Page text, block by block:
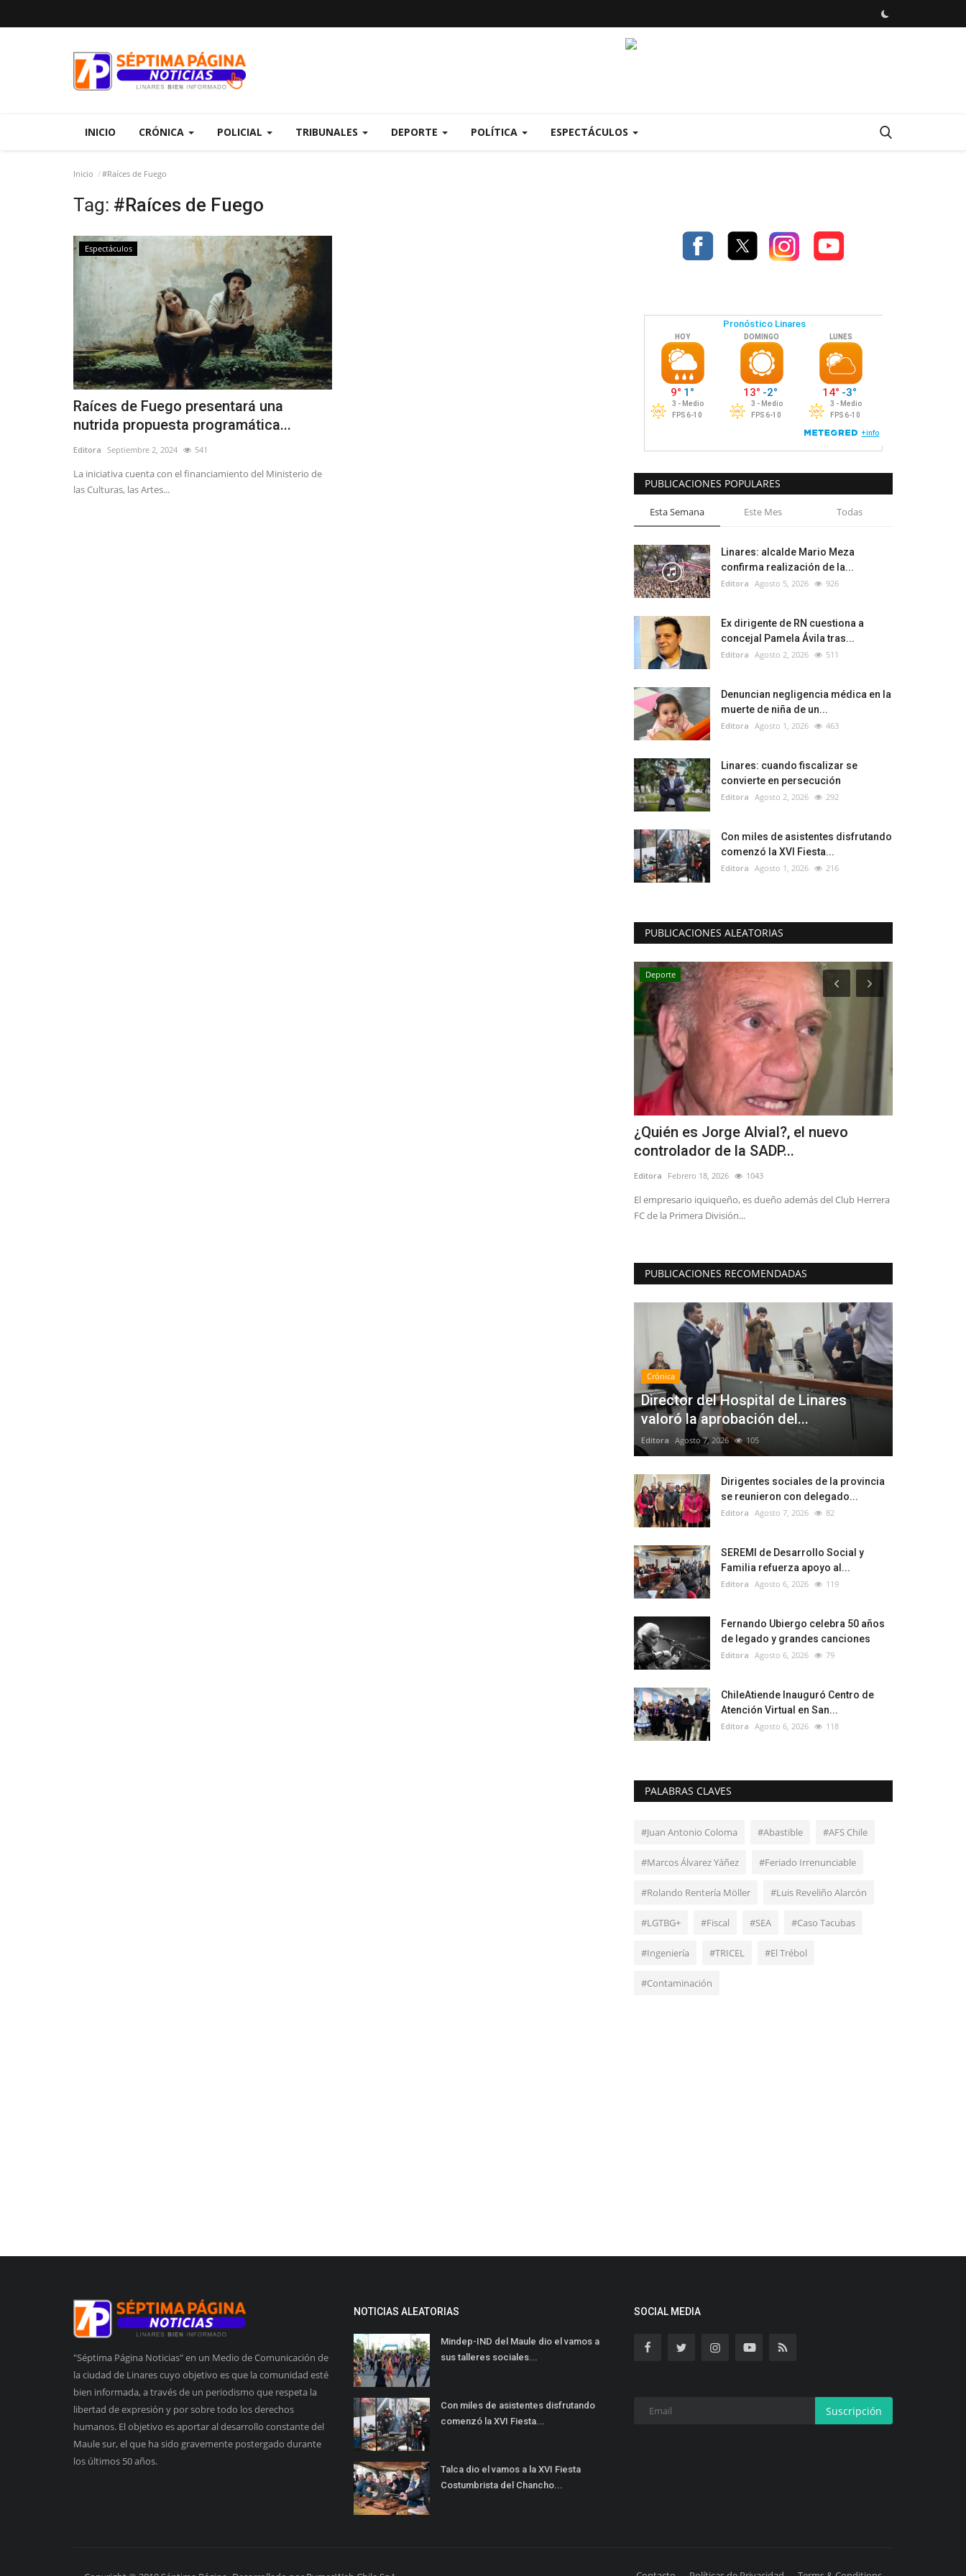
INICIO CRÓNICA POLICIAL TRIBUNALES DEPORTE POLÍTICA ESPECTÁCULOS
Inicio #Raíces de Fuego
Tag: #Raíces de Fuego
Espectáculos
Raíces de Fuego presentará una
nutrida propuesta programática...
Editora Septiembre 2, 2024 541
La iniciativa cuenta con el financiamiento del Ministerio de
las Culturas, las Artes...
PUBLICACIONES POPULARES
Esta Semana Este Mes Todas
Linares: alcalde Mario Meza
confirma realización de la...
Editora Agosto 5, 2026 926
Ex dirigente de RN cuestiona a
concejal Pamela Ávila tras...
Editora Agosto 2, 2026 511
Denuncian negligencia médica en la
muerte de niña de un...
Editora Agosto 1, 2026 463
Linares: cuando fiscalizar se
convierte en persecución
Editora Agosto 2, 2026 292
Con miles de asistentes disfrutando
comenzó la XVI Fiesta...
Editora Agosto 1, 2026 216
PUBLICACIONES ALEATORIAS
Deporte
¿Quién es Jorge Alvial?, el nuevo
controlador de la SADP...
Editora Febrero 18, 2026 1043
El empresario iquiqueño, es dueño además del Club Herrera
FC de la Primera División...
PUBLICACIONES RECOMENDADAS
Crónica
Director del Hospital de Linares
valoró la aprobación del...
Editora Agosto 7, 2026 105
Dirigentes sociales de la provincia
se reunieron con delegado...
Editora Agosto 7, 2026 82
SEREMI de Desarrollo Social y
Familia refuerza apoyo al...
Editora Agosto 6, 2026 119
Fernando Ubiergo celebra 50 años
de legado y grandes canciones
Editora Agosto 6, 2026 79
ChileAtiende Inauguró Centro de
Atención Virtual en San...
Editora Agosto 6, 2026 118
PALABRAS CLAVES
#Juan Antonio Coloma #Abastible #AFS Chile
#Marcos Álvarez Yáñez #Feriado Irrenunciable
#Rolando Rentería Möller #Luis Reveliño Alarcón
#LGTBG+ #Fiscal #SEA #Caso Tacubas
#Ingeniería #TRICEL #El Trébol
#Contaminación
"Séptima Página Noticias" en un Medio de Comunicación de
la ciudad de Linares cuyo objetivo es que la comunidad esté
bien informada, a través de un periodismo que respeta la
libertad de expresión y por sobre todo los derechos
humanos. El objetivo es aportar al desarrollo constante del
Maule sur, el que ha sido gravemente postergado durante
los últimos 50 años.
NOTICIAS ALEATORIAS
Mindep-IND del Maule dio el vamos a
sus talleres sociales...
Con miles de asistentes disfrutando
comenzó la XVI Fiesta...
Talca dio el vamos a la XVI Fiesta
Costumbrista del Chancho...
SOCIAL MEDIA
Suscripción